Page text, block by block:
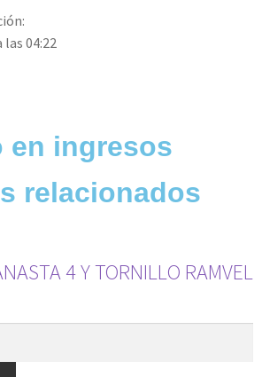
las 04:22
en ingresos
relacionados
4 Y TORNILLO RAMVEL